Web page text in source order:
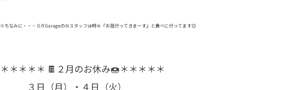
※ちなみに・・・ＧＲGarageのＮスタッフは時々『お昼行ってきまーす』と食べに行ってます😊
＊＊＊＊＊ 🍫２月のお休み🍩＊＊＊＊＊
３日（月）・４日（火）